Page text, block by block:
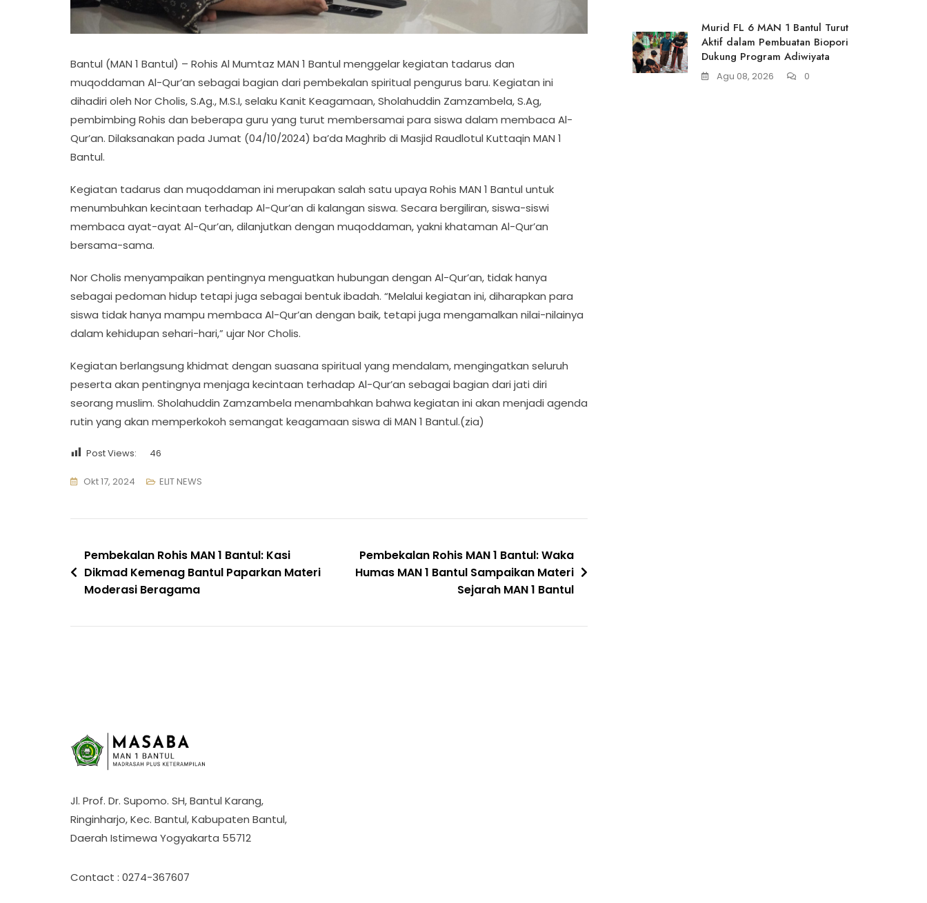
Bantul (MAN 1 Bantul) – Rohis Al Mumtaz MAN 1 Bantul menggelar kegiatan tadarus dan
muqoddaman Al-Qur’an sebagai bagian dari pembekalan spiritual pengurus baru. Kegiatan ini
dihadiri oleh Nor Cholis, S.Ag., M.S.I, selaku Kanit Keagamaan, Sholahuddin Zamzambela, S.Ag,
pembimbing Rohis dan beberapa guru yang turut membersamai para siswa dalam membaca Al-
Qur’an. Dilaksanakan pada Jumat (04/10/2024) ba’da Maghrib di Masjid Raudlotul Kuttaqin MAN 1
Bantul.
Kegiatan tadarus dan muqoddaman ini merupakan salah satu upaya Rohis MAN 1 Bantul untuk
menumbuhkan kecintaan terhadap Al-Qur’an di kalangan siswa. Secara bergiliran, siswa-siswi
membaca ayat-ayat Al-Qur’an, dilanjutkan dengan muqoddaman, yakni khataman Al-Qur’an
bersama-sama.
Nor Cholis menyampaikan pentingnya menguatkan hubungan dengan Al-Qur’an, tidak hanya
sebagai pedoman hidup tetapi juga sebagai bentuk ibadah. “Melalui kegiatan ini, diharapkan para
siswa tidak hanya mampu membaca Al-Qur’an dengan baik, tetapi juga mengamalkan nilai-nilainya
dalam kehidupan sehari-hari,” ujar Nor Cholis.
Kegiatan berlangsung khidmat dengan suasana spiritual yang mendalam, mengingatkan seluruh
peserta akan pentingnya menjaga kecintaan terhadap Al-Qur’an sebagai bagian dari jati diri
seorang muslim. Sholahuddin Zamzambela menambahkan bahwa kegiatan ini akan menjadi agenda
rutin yang akan memperkokoh semangat keagamaan siswa di MAN 1 Bantul.(zia)
Post Views: 46
Okt 17, 2024 ELIT NEWS
Navigasi
pos
Pembekalan Rohis MAN 1 Bantul: Kasi
Dikmad Kemenag Bantul Paparkan Materi
Moderasi Beragama
Pembekalan Rohis MAN 1 Bantul: Waka
Humas MAN 1 Bantul Sampaikan Materi
Sejarah MAN 1 Bantul
Murid FL 6 MAN 1 Bantul Turut
Aktif dalam Pembuatan Biopori
Dukung Program Adiwiyata
Agu 08, 2026 0
Jl. Prof. Dr. Supomo. SH, Bantul Karang,
Ringinharjo, Kec. Bantul, Kabupaten Bantul,
Daerah Istimewa Yogyakarta 55712
Contact : 0274-367607